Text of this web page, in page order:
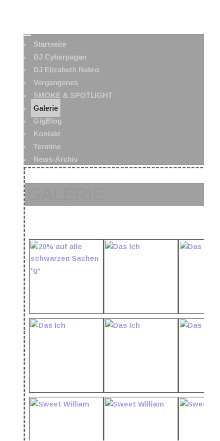
Startseite
DJ Cyberpagan
DJ Elizabeth Nekro
Vergangenes
SMOKE & SPOTLIGHT
Galerie
GigBlog
Kontakt
Termine
News-Archiv